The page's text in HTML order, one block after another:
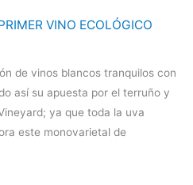
VINO ECOLÓGICO
de vinos blancos tranquilos con
así su apuesta por el terruño y
ya que toda la uva
este monovarietal de